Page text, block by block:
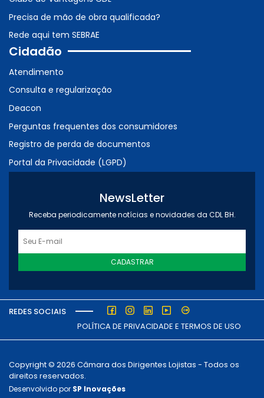
Precisa de mão de obra qualificada?
Rede aqui tem SEBRAE
Cidadão
Atendimento
Consulta e regularização
Deacon
Perguntas frequentes dos consumidores
Registro de perda de documentos
Portal da Privacidade (LGPD)
NewsLetter
Receba periodicamente notícias e novidades da CDL BH.
CADASTRAR
REDES SOCIAIS
POLÍTICA DE PRIVACIDADE E TERMOS DE USO
Copyright © 2026 Câmara dos Dirigentes Lojistas - Todos os
direitos reservados.
Desenvolvido por SP Inovações